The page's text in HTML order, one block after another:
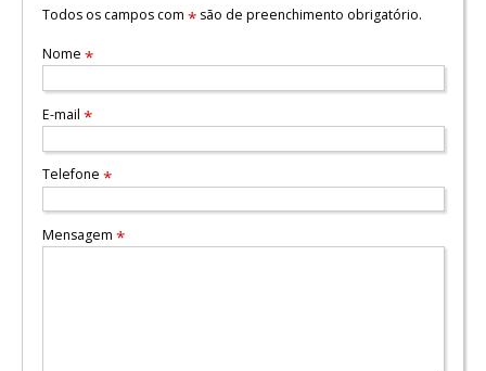
Todos os campos com *são de preenchimento obrigatório.
Nome *
E-mail *
Telefone *
Mensagem *